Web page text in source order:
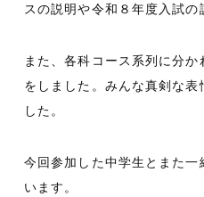
スの説明や令和８年度入試の
また、各科コース系列に分
をしました。みんな真剣な
した。
今回参加した中学生とまた
います。